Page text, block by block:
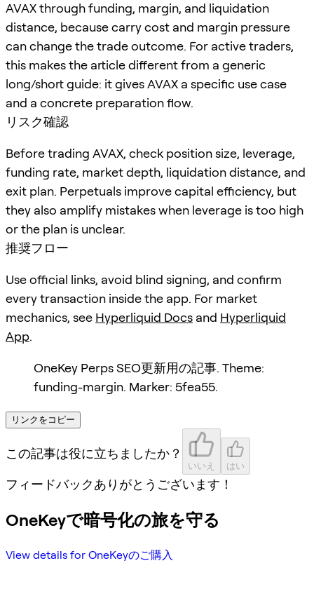
AVAX through funding, margin, and liquidation
distance, because carry cost and margin pressure
can change the trade outcome. For active traders,
this makes the article different from a generic
long/short guide: it gives AVAX a specific use case
and a concrete preparation flow.
リスク確認
Before trading AVAX, check position size, leverage,
funding rate, market depth, liquidation distance, and
exit plan. Perpetuals improve capital efficiency, but
they also amplify mistakes when leverage is too high
or the plan is unclear.
推奨フロー
Use official links, avoid blind signing, and confirm
every transaction inside the app. For market
mechanics, see Hyperliquid Docs and Hyperliquid
App.
OneKey Perps SEO更新用の記事. Theme:
funding-margin. Marker: 5fea55.
リンクをコピー
この記事は役に立ちましたか？
いいえ はい
フィードバックありがとうございます！
OneKeyで暗号化の旅を守る
View details for OneKeyのご購入